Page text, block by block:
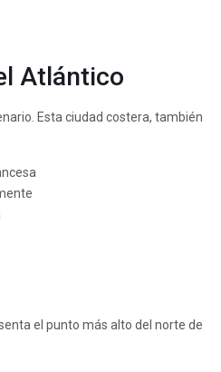
Atlántico
Esta ciudad costera, también
el punto más alto del norte de